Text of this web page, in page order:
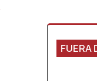
FUERA